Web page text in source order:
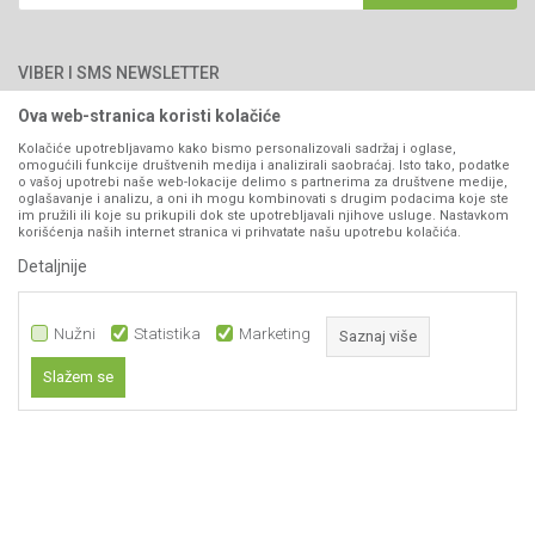
066/44-99-00
Kontakt
Isporuka
Pravo na odustajanje
Reklamacije
Povraćaj sredstava
Zamjena artikala
Plaćanje karticama
VIBER I SMS NEWSLETTER
PRATITE NAS
Ova web-stranica koristi kolačiće
Kolačiće upotrebljavamo kako bismo personalizovali sadržaj i oglase,
omogućili funkcije društvenih medija i analizirali saobraćaj. Isto tako, podatke
o vašoj upotrebi naše web-lokacije delimo s partnerima za društvene medije,
oglašavanje i analizu, a oni ih mogu kombinovati s drugim podacima koje ste
im pružili ili koje su prikupili dok ste upotrebljavali njihove usluge. Nastavkom
korišćenja naših internet stranica vi prihvatate našu upotrebu kolačića.
Detaljnije
Nužni Statistika Marketing Saznaj više
Slažem se